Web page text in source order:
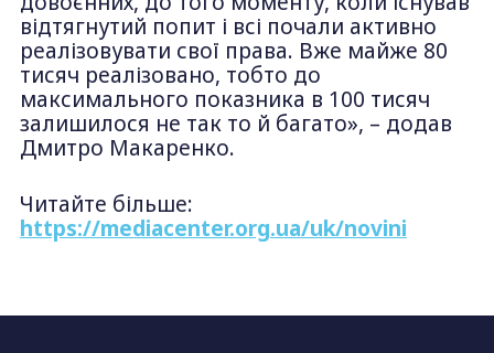
відтягнутий попит і всі почали активно
реалізовувати свої права. Вже майже 80
тисяч реалізовано, тобто до
максимального показника в 100 тисяч
залишилося не так то й багато», – додав
Дмитро Макаренко.
Читайте більше:
https://mediacenter.org.ua/uk/novini